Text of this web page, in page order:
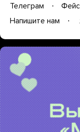
Телеграм
Напишите нам